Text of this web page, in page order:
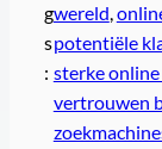
g
s
:
wereld,
potentiële
sterke
vertrouwen